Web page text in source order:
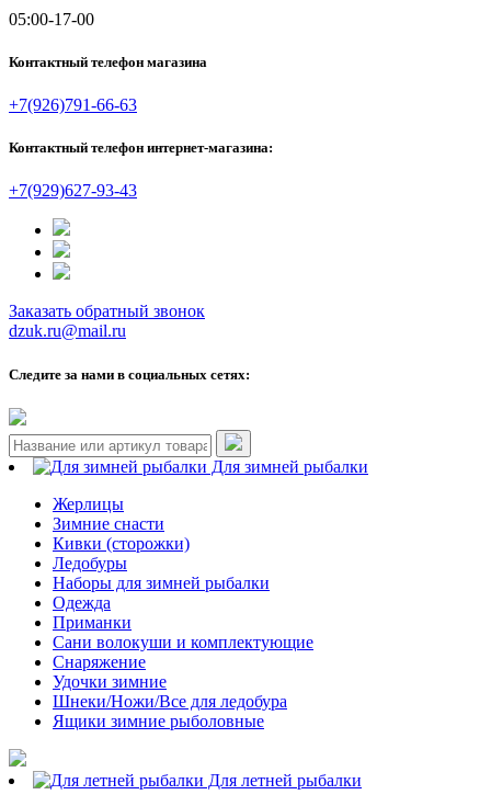
05:00-17-00
Контактный телефон магазина
+7(926)791-66-63
Контактный телефон интернет-магазина:
+7(929)627-93-43
Заказать обратный звонок
dzuk.ru@mail.ru
Следите за нами в социальных сетях:
Для зимней рыбалки
Жерлицы
Зимние снасти
Кивки (сторожки)
Ледобуры
Наборы для зимней рыбалки
Одежда
Приманки
Сани волокуши и комплектующие
Снаряжение
Удочки зимние
Шнеки/Ножи/Все для ледобура
Ящики зимние рыболовные
Для летней рыбалки